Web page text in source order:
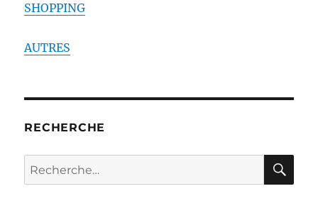
SHOPPING
AUTRES
RECHERCHE
Recherche
pour :